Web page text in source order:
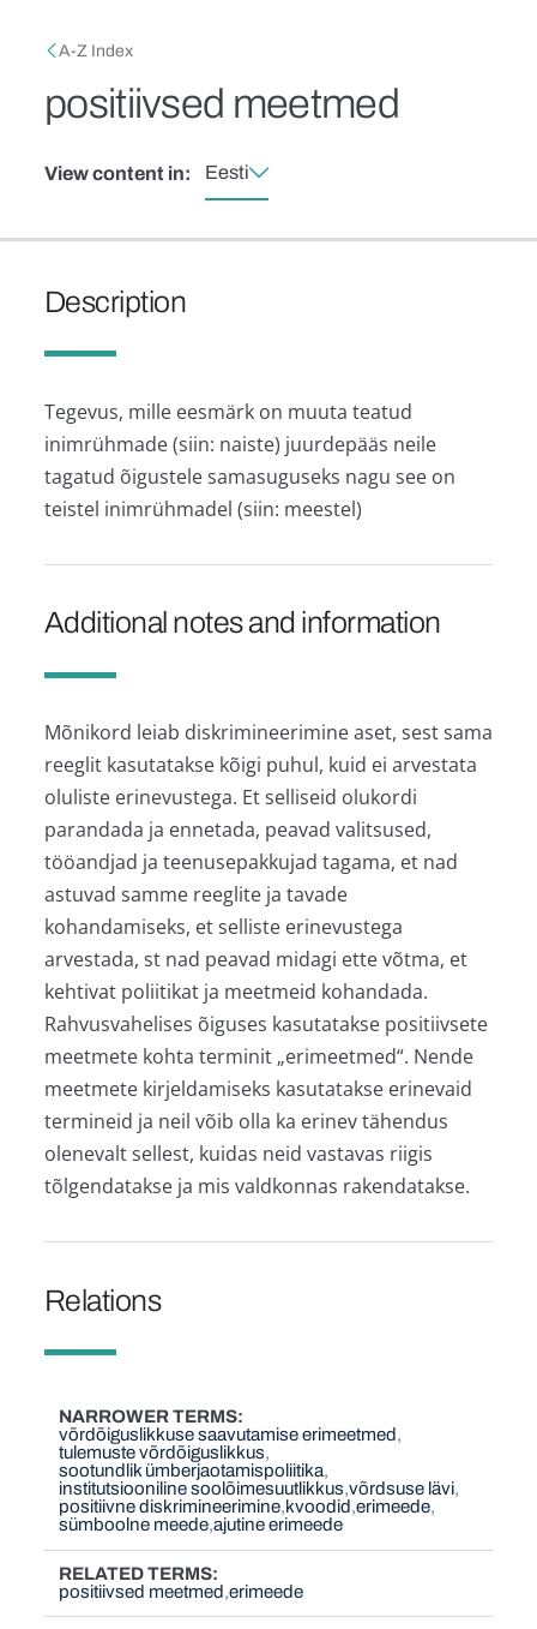
Breadcrumb
A-Z Index
positiivsed meetmed
View content in: Eesti
Description
Tegevus, mille eesmärk on muuta teatud
inimrühmade (siin: naiste) juurdepääs neile
tagatud õigustele samasuguseks nagu see on
teistel inimrühmadel (siin: meestel)
Additional notes and information
Mõnikord leiab diskrimineerimine aset, sest sama
reeglit kasutatakse kõigi puhul, kuid ei arvestata
oluliste erinevustega. Et selliseid olukordi
parandada ja ennetada, peavad valitsused,
tööandjad ja teenusepakkujad tagama, et nad
astuvad samme reeglite ja tavade
kohandamiseks, et selliste erinevustega
arvestada, st nad peavad midagi ette võtma, et
kehtivat poliitikat ja meetmeid kohandada.
Rahvusvahelises õiguses kasutatakse positiivsete
meetmete kohta terminit „erimeetmed“. Nende
meetmete kirjeldamiseks kasutatakse erinevaid
termineid ja neil võib olla ka erinev tähendus
olenevalt sellest, kuidas neid vastavas riigis
tõlgendatakse ja mis valdkonnas rakendatakse.
Relations
NARROWER TERMS
võrdõiguslikkuse saavutamise erimeetmed
tulemuste võrdõiguslikkus
sootundlik ümberjaotamispoliitika
institutsiooniline soolõimesuutlikkus võrdsuse lävi
positiivne diskrimineerimine kvoodid erimeede
sümboolne meede ajutine erimeede
RELATED TERMS
positiivsed meetmed erimeede